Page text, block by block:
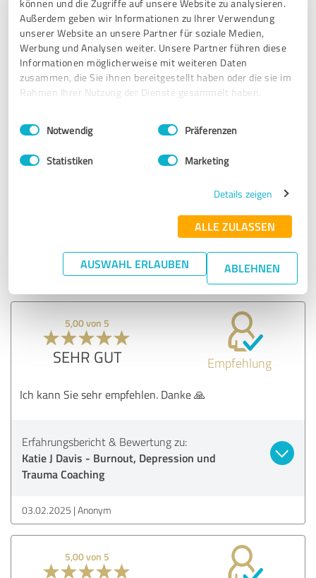
können und die Zugriffe auf unsere Website zu analysieren.
Außerdem geben wir Informationen zu Ihrer Verwendung
unserer Website an unsere Partner für soziale Medien,
Werbung und Analysen weiter. Unsere Partner führen diese
Informationen möglicherweise mit weiteren Daten
zusammen, die Sie ihnen bereitgestellt haben oder die sie im
Rahmen Ihrer Nutzung der Dienste gesammelt haben.
Impressum Datenschutzbestimmungen
Einwilligungsauswahl
Notwendig Präferenzen
Statistiken Marketing
Details zeigen
ALLE ZULASSEN
AUSWAHL ERLAUBEN ABLEHNEN
5,00 von 5
SEHR GUT Empfehlung
zu wenig Menschen ernst genommen wird. Dabei ist die
den tollen Vortrag.
Katie J Davis - Burnout, Depression und
03.02.2025 Anonym
5,00 von 5
SEHR GUT Empfehlung
Ich kann Sie sehr empfehlen. Danke 🙏
Erfahrungsbericht & Bewertung zu:
Katie J Davis - Burnout, Depression und
Trauma Coaching
03.02.2025 Anonym
5,00 von 5